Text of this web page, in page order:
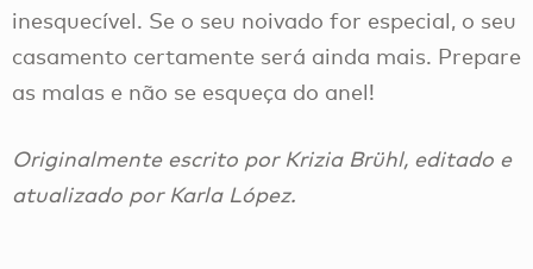
inesquecível. Se o seu noivado for especial, o seu
casamento certamente será ainda mais. Prepare
as malas e não se esqueça do anel!
Originalmente escrito por Krizia Brühl, editado e
atualizado por Karla López.